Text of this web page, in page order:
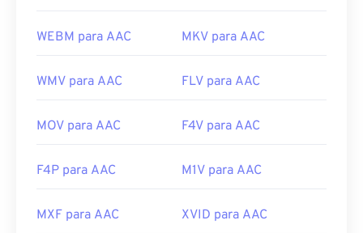
WEBM para AAC MKV para AAC
WMV para AAC FLV para AAC
MOV para AAC F4V para AAC
F4P para AAC M1V para AAC
MXF para AAC XVID para AAC